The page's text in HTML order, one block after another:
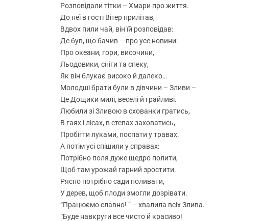
Розповідали тітки – Хмари про життя.
До неї в гості Вітер прилітав,
Вдвох пили чай, він їй розповідав:
Де був, що бачив – про усе новини:
Про океани, гори, височини,
Льодовики, сніги та спеку,
Як він блукає високо й далеко…
Молодші брати були в дівчини – Зливи –
Це Дощики милі, веселі й грайливі.
Любили зі Зливою в схованки гратись,
В гаях і лісах, в степах заховатись,
Пробігти луками, поспати у травах.
А потім усі спішили у справах:
Потрібно поля дуже щедро полити,
Щоб там урожай гарний зростити.
Рясно потрібно сади поливати,
У дерев, щоб плоди змогли дозрівати.
“Працюємо славно! ” – хвалила всіх Злива.
“Буде навкруги все чисто й красиво!